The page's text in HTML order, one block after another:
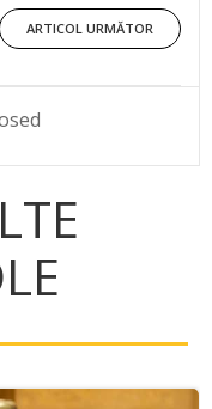
ARTICOL URMĂTOR